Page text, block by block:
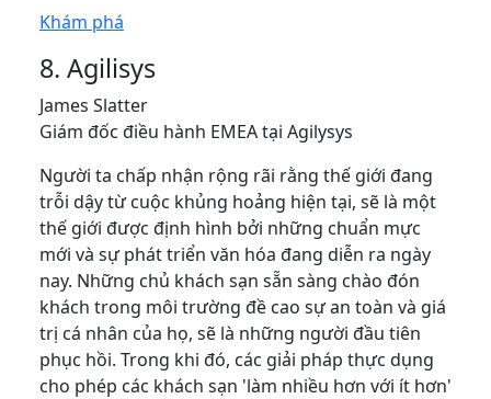
Khám phá
8. Agilisys
James Slatter
Giám đốc điều hành EMEA tại Agilysys
Người ta chấp nhận rộng rãi rằng thế giới đang
trỗi dậy từ cuộc khủng hoảng hiện tại, sẽ là một
thế giới được định hình bởi những chuẩn mực
mới và sự phát triển văn hóa đang diễn ra ngày
nay. Những chủ khách sạn sẵn sàng chào đón
khách trong môi trường đề cao sự an toàn và giá
trị cá nhân của họ, sẽ là những người đầu tiên
phục hồi. Trong khi đó, các giải pháp thực dụng
cho phép các khách sạn 'làm nhiều hơn với ít hơn'